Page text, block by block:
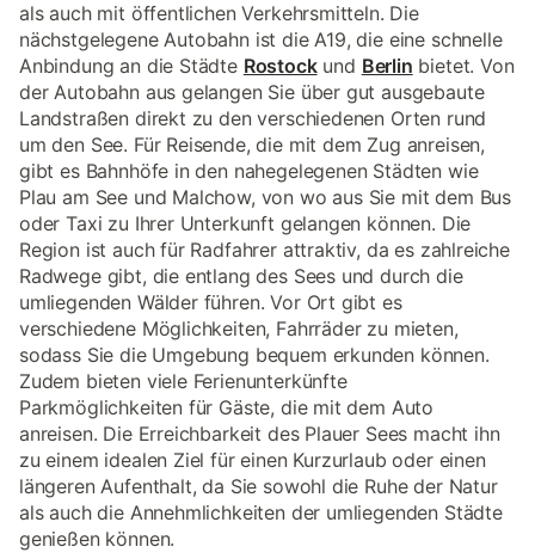
als auch mit öffentlichen Verkehrsmitteln. Die
nächstgelegene Autobahn ist die A19, die eine schnelle
Anbindung an die Städte Rostockund Berlin bietet. Von
der Autobahn aus gelangen Sie über gut ausgebaute
Landstraßen direkt zu den verschiedenen Orten rund
um den See. Für Reisende, die mit dem Zug anreisen,
gibt es Bahnhöfe in den nahegelegenen Städten wie
Plau am See und Malchow, von wo aus Sie mit dem Bus
oder Taxi zu Ihrer Unterkunft gelangen können. Die
Region ist auch für Radfahrer attraktiv, da es zahlreiche
Radwege gibt, die entlang des Sees und durch die
umliegenden Wälder führen. Vor Ort gibt es
verschiedene Möglichkeiten, Fahrräder zu mieten,
sodass Sie die Umgebung bequem erkunden können.
Zudem bieten viele Ferienunterkünfte
Parkmöglichkeiten für Gäste, die mit dem Auto
anreisen. Die Erreichbarkeit des Plauer Sees macht ihn
zu einem idealen Ziel für einen Kurzurlaub oder einen
längeren Aufenthalt, da Sie sowohl die Ruhe der Natur
als auch die Annehmlichkeiten der umliegenden Städte
genießen können.